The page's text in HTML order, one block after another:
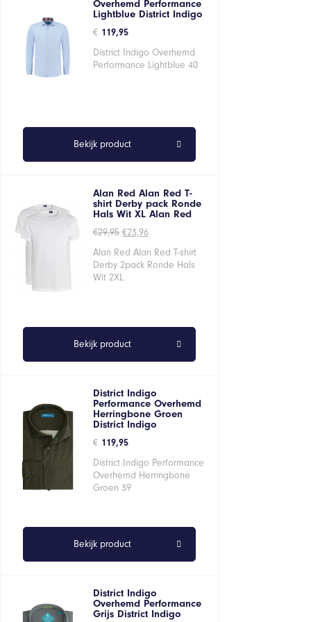
Overhemd Performance
Lightblue District Indigo
€ 119,95
District Indigo Overhemd
Performance Lightblue 40
Bekijk product
Alan Red Alan Red T-
shirt Derby pack Ronde
Hals Wit XL Alan Red
€29,95 Oorspronkelijke
was:
€29,95.
€23,96Huidige
is:
€23,96.
Alan Red Alan Red T-shirt
Derby 2pack Ronde Hals
Wit 2XL
Bekijk product
District Indigo
Performance Overhemd
Herringbone Groen
District Indigo
€ 119,95
District Indigo Performance
Overhemd Herringbone
Groen 39
Bekijk product
District Indigo
Overhemd Performance
Grijs District Indigo